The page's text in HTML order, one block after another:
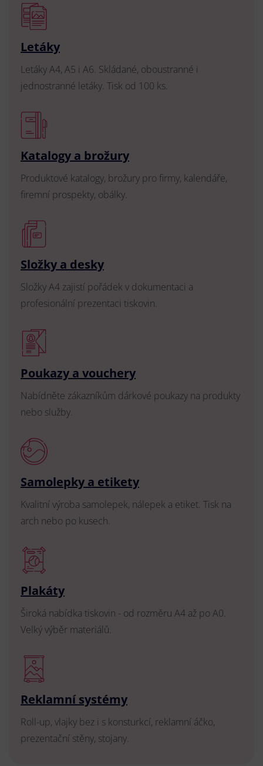
Letáky
Letáky A4, A5 i A6. Skládané, oboustranné i
jednostranné letáky. Tisk od 100 ks.
Katalogy a brožury
Produktové katalogy, brožury pro firmy, kalendáře,
firemní prospekty, obálky.
Složky a desky
Složky A4 zajistí pořádek v dokumentaci a
profesionální prezentaci tiskovin.
Poukazy a vouchery
Nabídněte zákazníkům dárkové poukazy na produkty
nebo služby.
Samolepky a etikety
Kvalitní výroba samolepek, nálepek a etiket. Tisk na
arch nebo po kusech.
Plakáty
Široká nabídka tiskovin - od rozměru A4 až po A0.
Velký výběr materiálů.
Reklamní systémy
Roll-up, vlajky bez i s konsturkcí, reklamní áčko,
prezentační stěny, stojany.